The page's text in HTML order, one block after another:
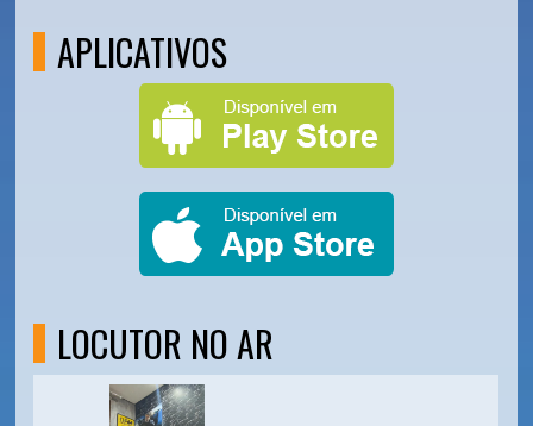
APLICATIVOS
LOCUTOR NO AR